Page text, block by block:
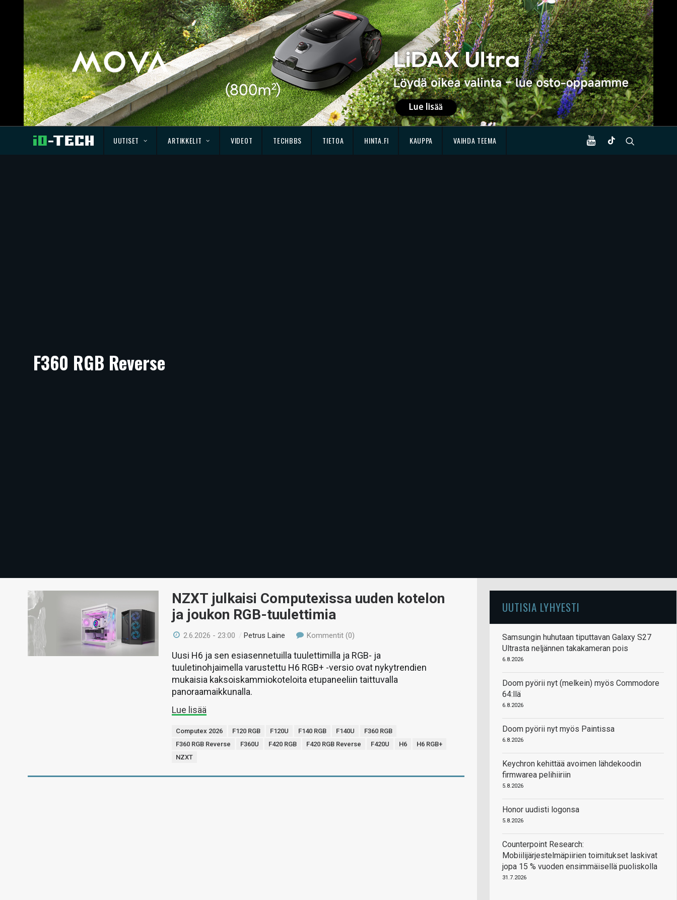
UUTISET ARTIKKELIT VIDEOT TECHBBS TIETOA HINTA.FI KAUPPA VAIHDA TEEMA
F360 RGB Reverse
NZXT julkaisi Computexissa uuden kotelon
ja joukon RGB-tuulettimia
2.6.2026 - 23:00 /Petrus Laine Kommentit (0)
Uusi H6 ja sen esiasennetuilla tuulettimilla ja RGB- ja
tuuletinohjaimella varustettu H6 RGB+ -versio ovat nykytrendien
mukaisia kaksoiskammiokoteloita etupaneeliin taittuvalla
panoraamaikkunalla.
Lue lisää
Computex 2026 F120 RGB F120U F140 RGB F140U
F360 RGB
F360 RGB Reverse
F360U F420 RGB F420 RGB Reverse F420U H6
H6 RGB+
NZXT
UUTISIA LYHYESTI
Samsungin huhutaan tiputtavan Galaxy S27
Ultrasta neljännen takakameran pois
6.8.2026
Doom pyörii nyt (melkein) myös Commodore
64:llä
6.8.2026
Doom pyörii nyt myös Paintissa
6.8.2026
Keychron kehittää avoimen lähdekoodin
firmwarea pelihiiriin
5.8.2026
Honor uudisti logonsa
5.8.2026
Counterpoint Research:
Mobiilijärjestelmäpiirien toimitukset laskivat
jopa 15 % vuoden ensimmäisellä puoliskolla
31.7.2026